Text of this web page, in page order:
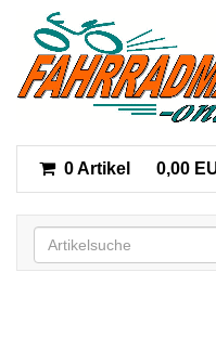
0 Artikel 0,00